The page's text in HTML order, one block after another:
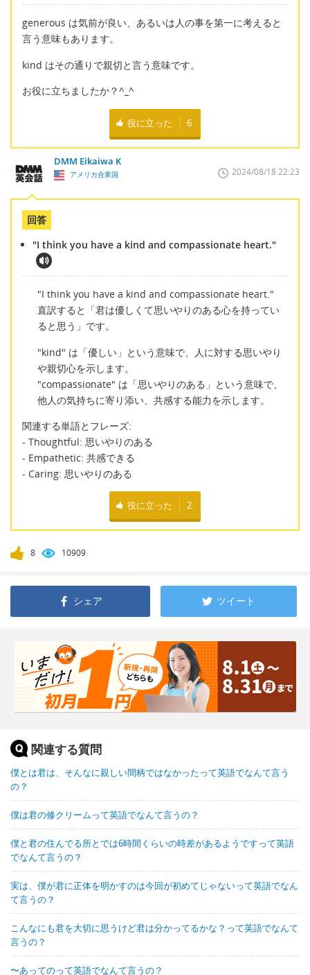
generous は気前が良い、あるいは人の事を第一に考えると
言う意味もあります。
kind はその通りで親切と言う意味です。
お役に立ちましたか？^_^
役に立った 6
DMM Eikaiwa K
アメリカ合衆国 2024/08/18 22:23
回答
"I think you have a kind and compassionate heart."
"I think you have a kind and compassionate heart."
直訳すると「君は優しくて思いやりのある心を持ってい
ると思う」です。
"kind" は「優しい」という意味で、人に対する思いやり
や親切心を示します。
"compassionate" は「思いやりのある」という意味で、
他人の気持ちに寄り添い、共感する能力を示します。
関連する単語とフレーズ:
- Thoughtful: 思いやりのある
- Empathetic: 共感できる
- Caring: 思いやりのある
役に立った 2
8 10909
シェア ツイート
関連する質問
僕とは君は、そんなに親しい間柄ではなかったって英語でなんて言う
の？
僕は君の修クリームって英語でなんて言うの？
僕と君の住んでる所とでは6時間くらいの時差があるようですって英語
でなんて言うの？
実は、僕が君に正体を明かすのは今回が初めてじゃないって英語でなん
て言うの？
こんなにも君を大切に思うけど君は分かってるかな？って英語でなんて
言うの？
〜あってのって英語でなんて言うの？